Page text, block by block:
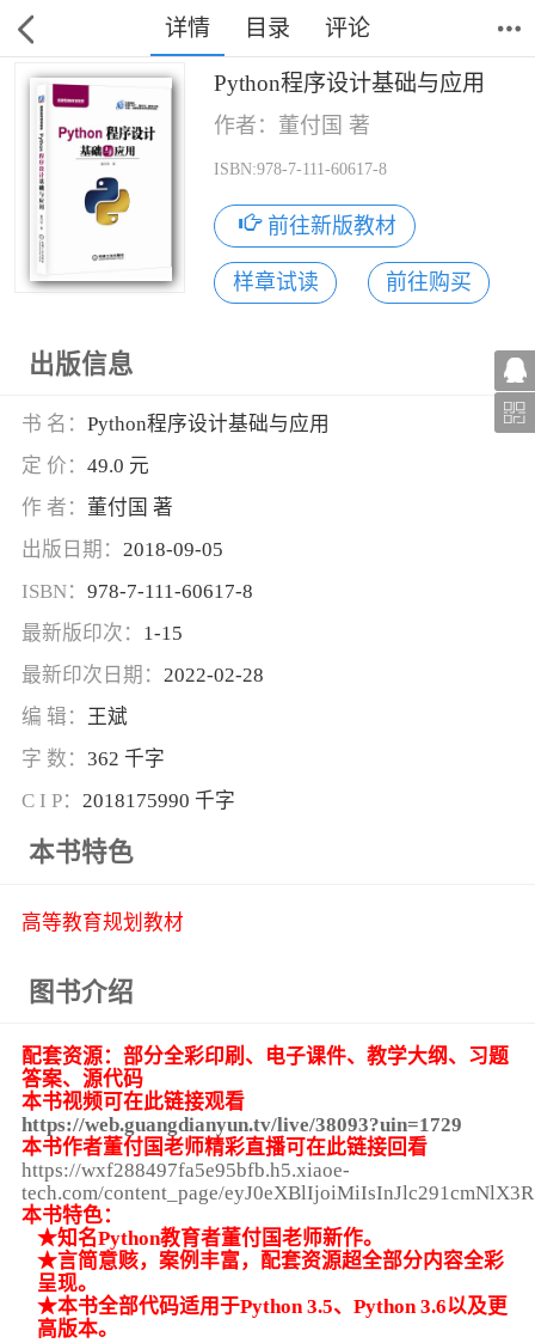
详情 目录 评论
Python程序设计基础与应用
作者：董付国 著
ISBN:978-7-111-60617-8
前往新版教材
样章试读 前往购买
出版信息
书 名： Python程序设计基础与应用
定 价： 49.0 元
作 者： 董付国 著
出版日期： 2018-09-05
ISBN： 978-7-111-60617-8
最新版印次： 1-15
最新印次日期： 2022-02-28
编 辑： 王斌
字 数： 362 千字
C I P： 2018175990 千字
本书特色
高等教育规划教材
图书介绍
配套资源： 部分全彩印刷 、
电子课件、教学大纲、习题
答案、源代码
本书视频可在此链接观看
https://web.guangdianyun.tv/live/38093?uin=1729
本书作者董付国老师精彩直播可在此链接回看
https://wxf288497fa5e95bfb.h5.xiaoe-
tech.com/content_page/
本书特色：
★知名Python教育者董付国老师新作。
★言简意赅，案例丰富，配套资源超全部分内容全彩
呈现。
★本书全部代码适用于Python 3.5、Python 3.6以及更
高版本。